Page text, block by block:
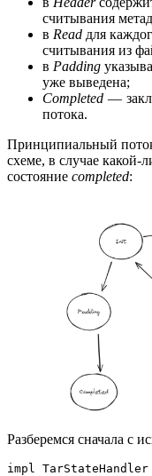
считывания
в Read для
считывания из
в Padding
уже выведена;
Completed —
потока.
Принципиальный
схеме, в случае какой-
состояние completed:
Разберемся сначала с
impl